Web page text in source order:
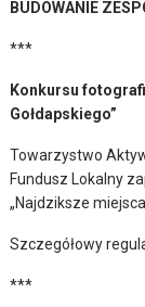
BUDOWANIE
***
Konkursu
Gołdapskiego”
Towarzystwo
Fundusz Lokalny
„Najdziksze
Szczegółowy
***